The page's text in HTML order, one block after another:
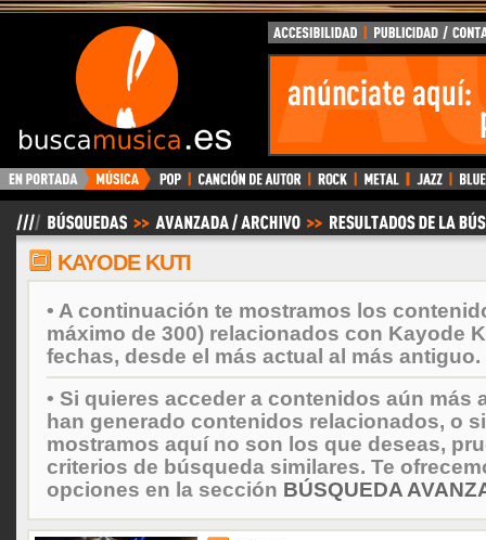
BuscaMusica.es
KAYODE KUTI
• A continuación te mostramos los
máximo de 300) relacionados con Kayode
fechas, desde el más actual al más antiguo.
• Si quieres acceder a contenidos aún más
han generado contenidos relacionados, o
mostramos aquí no son los que deseas,
criterios de búsqueda similares. Te
opciones en la sección BÚSQUEDA